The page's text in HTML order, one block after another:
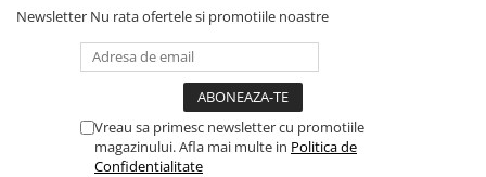
Newsletter Nu rata ofertele si promotiile noastre
Vreau sa primesc newsletter cu promotiile
magazinului. Afla mai multe in Politica de
Confidentialitate